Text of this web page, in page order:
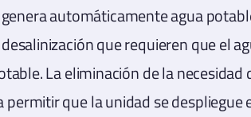
automáticamente agua
que requieren que el
La eliminación de la
que la unidad se